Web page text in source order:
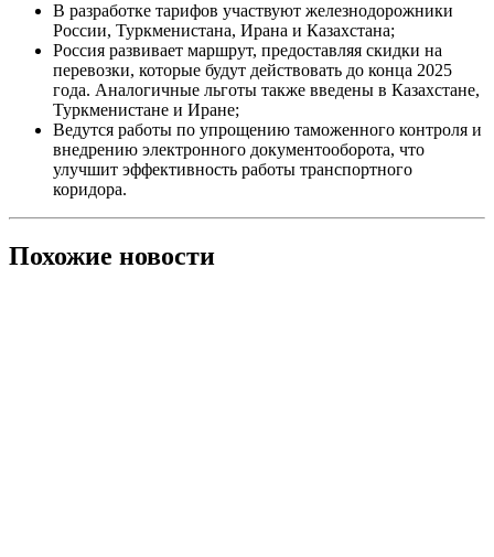
В разработке тарифов участвуют железнодорожники
России, Туркменистана, Ирана и Казахстана;
Россия развивает маршрут, предоставляя скидки на
перевозки, которые будут действовать до конца 2025
года. Аналогичные льготы также введены в Казахстане,
Туркменистане и Иране;
Ведутся работы по упрощению таможенного контроля и
внедрению электронного документооборота, что
улучшит эффективность работы транспортного
коридора.
Похожие новости